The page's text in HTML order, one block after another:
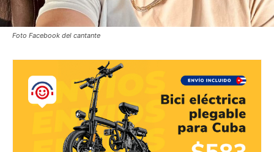
Foto Facebook del cantante